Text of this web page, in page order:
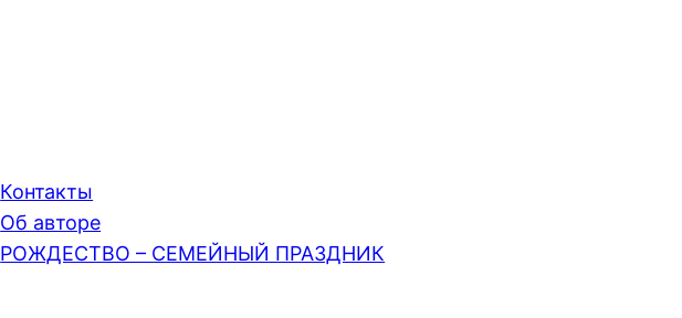
Контакты
Об авторе
РОЖДЕСТВО – СЕМЕЙНЫЙ ПРАЗДНИК